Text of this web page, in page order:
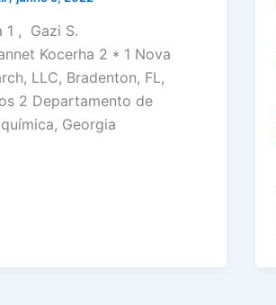
1 , Gazi S.
Kocerha 2 * 1 Nova
LLC, Bradenton, FL,
2 Departamento de
Georgia